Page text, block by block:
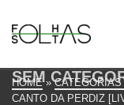
SEM
HOME »
CANTO DA PERDIZ